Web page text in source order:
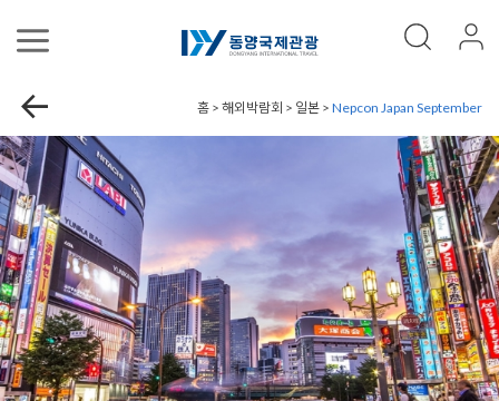
홈 > 해외박람회 > 일본 > Nepcon Japan September